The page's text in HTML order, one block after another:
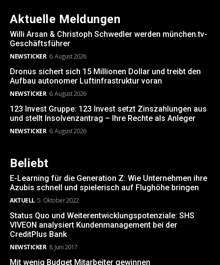
Aktuelle Meldungen
Willi Arsan & Christoph Schwedler werden münchen.tv-
Geschäftsführer
NEWSTICKER 6. August 2026
Dronus sichert sich 15 Millionen Dollar und treibt den
Aufbau autonomer Luftinfrastruktur voran
NEWSTICKER 6. August 2026
123 Invest Gruppe: 123 Invest setzt Zinszahlungen aus
und stellt Insolvenzantrag – Ihre Rechte als Anleger
NEWSTICKER 6. August 2026
Beliebt
E-Learning für die Generation Z: Wie Unternehmen ihre
Azubis schnell und spielerisch auf Flughöhe bringen
AKTUELL 5. Oktober 2022
Status Quo und Weiterentwicklungspotenziale: SHS
VIVEON analysiert Kundenmanagement bei der
CreditPlus Bank
NEWSTICKER 8. Juni 2017
Mit wenig Budget Mitarbeiter gewinnen